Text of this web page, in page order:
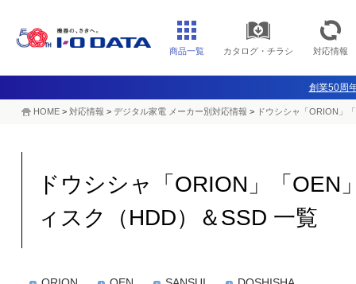
商品一覧 カタログ・チラシ 対応情報
創業50周
HOME > 対応情報 > デジタル家電 メーカー別対応情報 > ドウシシャ「ORION」
ドウシシャ「ORION」「
ィスク（HDD）＆SSD 一覧